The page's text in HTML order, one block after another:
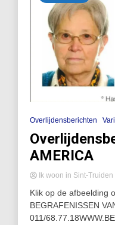
Overlijdensberichten
AMERICA
Ik woon in Sint-Truiden
Klik op de afbeelding
BEGRAFENISSEN
011/